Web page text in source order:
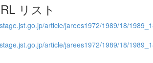
リスト
article/jarees1972/1989/18/
article/jarees1972/1989/18/